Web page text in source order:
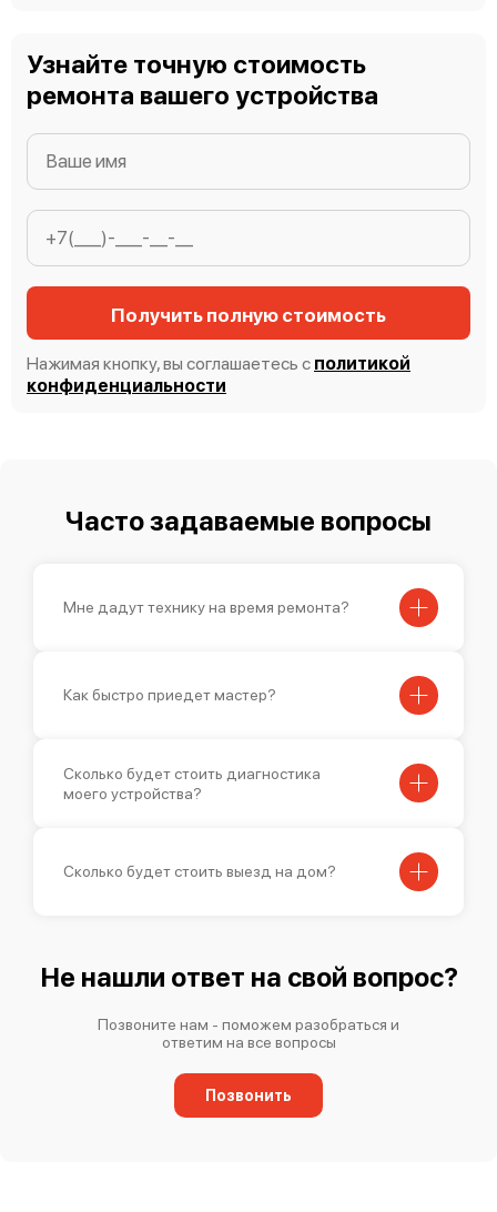
Mimaki TS300P-1800
Mimaki TS100-1600
Mimaki JV150-130
Узнайте точную стоимость
ремонта вашего устройства
Получить полную стоимость
Нажимая кнопку, вы соглашаетесь с политикой
конфиденциальности
Часто задаваемые вопросы
Мне дадут технику на время ремонта?
Как быстро приедет мастер?
Сколько будет стоить диагностика
моего устройства?
Сколько будет стоить выезд на дом?
Не нашли ответ на свой вопрос?
Позвоните нам - поможем разобраться и
ответим на все вопросы
Позвонить